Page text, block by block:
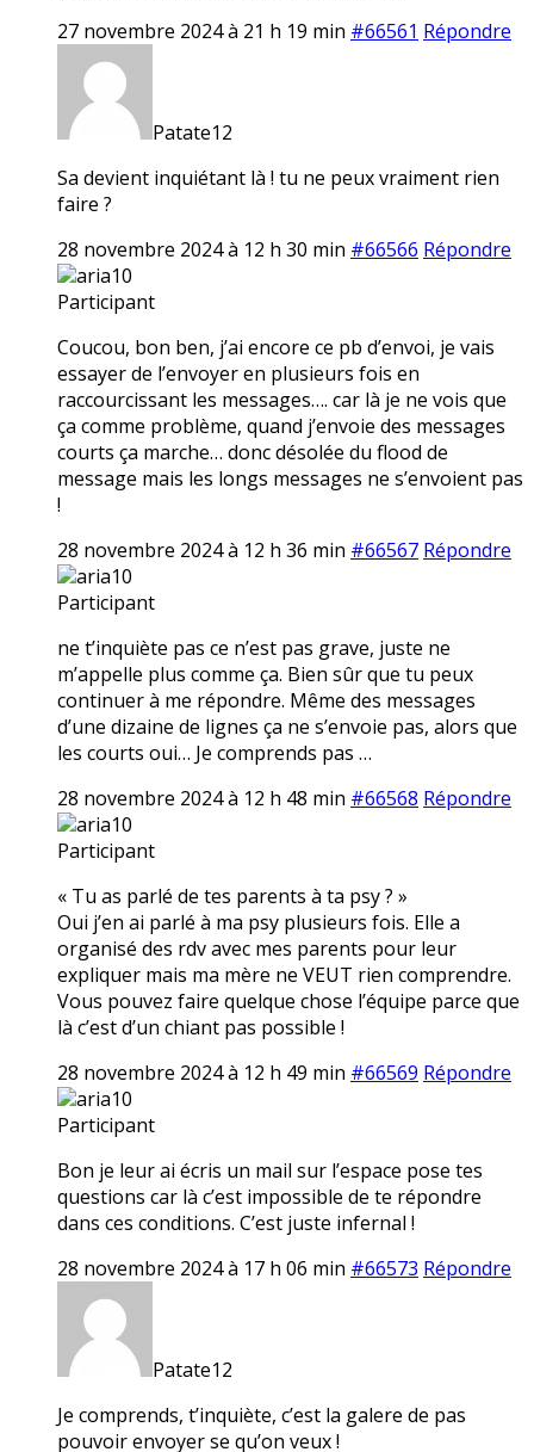
27 novembre 2024 à 21 h 19 min #66561 Répondre
Patate12
Sa devient inquiétant là ! tu ne peux vraiment rien
faire ?
28 novembre 2024 à 12 h 30 min #66566 Répondre
aria10
Participant
Coucou, bon ben, j’ai encore ce pb d’envoi, je vais
essayer de l’envoyer en plusieurs fois en
raccourcissant les messages…. car là je ne vois que
ça comme problème, quand j’envoie des messages
courts ça marche… donc désolée du flood de
message mais les longs messages ne s’envoient pas
!
28 novembre 2024 à 12 h 36 min #66567 Répondre
aria10
Participant
ne t’inquiète pas ce n’est pas grave, juste ne
m’appelle plus comme ça. Bien sûr que tu peux
continuer à me répondre. Même des messages
d’une dizaine de lignes ça ne s’envoie pas, alors que
les courts oui… Je comprends pas …
28 novembre 2024 à 12 h 48 min #66568 Répondre
aria10
Participant
« Tu as parlé de tes parents à ta psy ? »
Oui j’en ai parlé à ma psy plusieurs fois. Elle a
organisé des rdv avec mes parents pour leur
expliquer mais ma mère ne VEUT rien comprendre.
Vous pouvez faire quelque chose l’équipe parce que
là c’est d’un chiant pas possible !
28 novembre 2024 à 12 h 49 min #66569 Répondre
aria10
Participant
Bon je leur ai écris un mail sur l’espace pose tes
questions car là c’est impossible de te répondre
dans ces conditions. C’est juste infernal !
28 novembre 2024 à 17 h 06 min #66573 Répondre
Patate12
Je comprends, t’inquiète, c’est la galere de pas
pouvoir envoyer se qu’on veux !